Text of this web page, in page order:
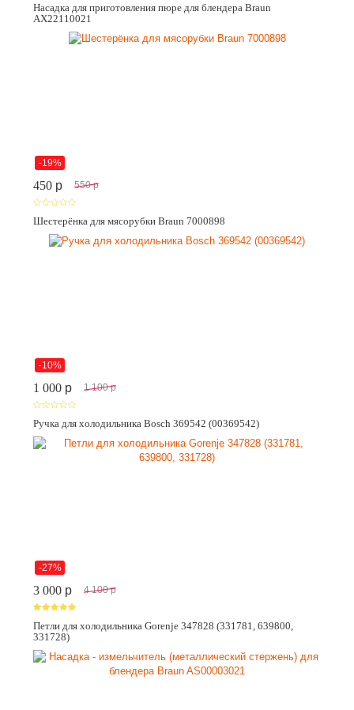
Насадка для приготовления пюре для блендера Braun
AX22110021
-19%
450 p 550 p
Шестерёнка для мясорубки Braun 7000898
-10%
1 000 p 1 100 p
Ручка для холодильника Bosch 369542 (00369542)
-27%
3 000 p 4 100 p
Петли для холодильника Gorenje 347828 (331781, 639800,
331728)